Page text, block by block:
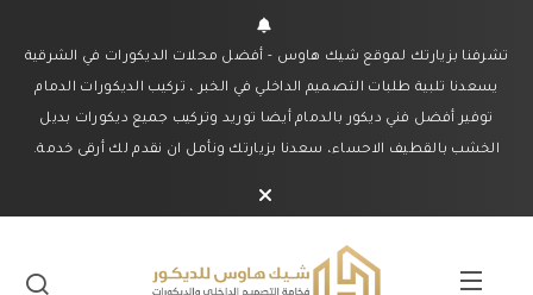
تشرفنا بزيارتك لموقع شيك هاوس - أفضل محلات الديكورات في الشرقية
يسعدنا تلبية طلبات التصميم الداخلي في الخبر ، تركيب الديكورات الدمام
توفير أفضل فني ديكور بالدمام أيضا توريد وتركيب جميع ديكورات بديل
الخشب بالقطيف الاحساء، سعدنا بزيارتك ونأمل ان نقدم لك أرقى خدمة.